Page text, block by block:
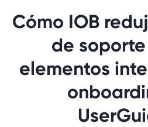
Cómo IOB
de
elementos